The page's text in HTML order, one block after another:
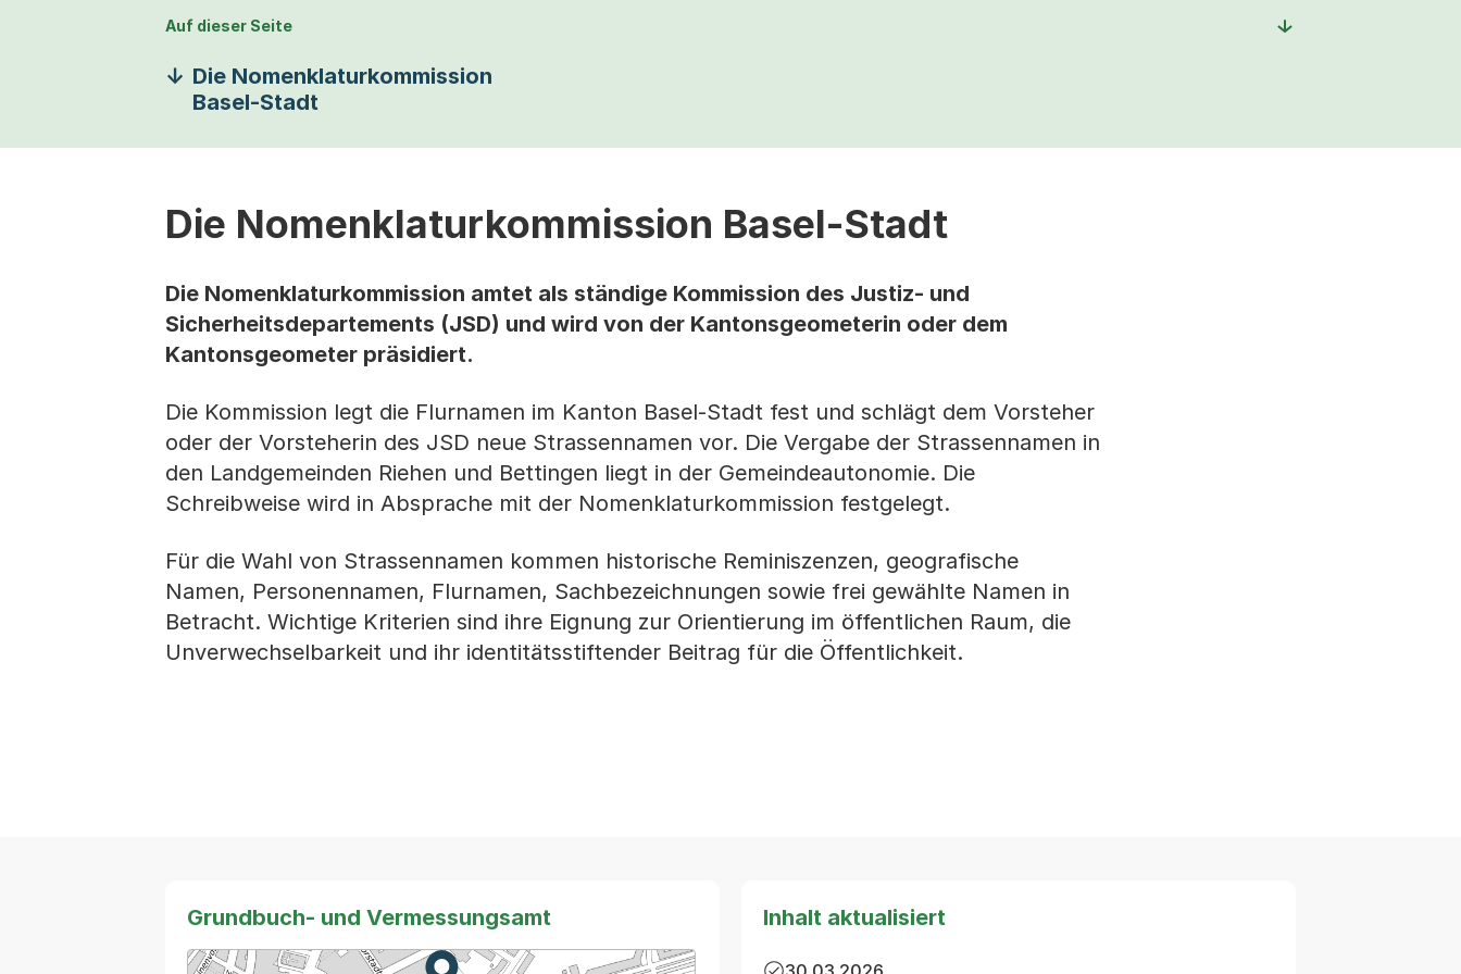
Auf dieser Seite
Die Nomenklaturkommission
Basel-Stadt
Die Nomenklaturkommission Basel-Stadt
Die Nomenklaturkommission amtet als ständige Kommission des Justiz- und
Sicherheitsdepartements (JSD) und wird von der Kantonsgeometerin oder dem
Kantonsgeometer präsidiert.
Die Kommission legt die Flurnamen im Kanton Basel-Stadt fest und schlägt dem Vorsteher
oder der Vorsteherin des JSD neue Strassennamen vor. Die Vergabe der Strassennamen in
den Landgemeinden Riehen und Bettingen liegt in der Gemeindeautonomie. Die
Schreibweise wird in Absprache mit der Nomenklaturkommission festgelegt.
Für die Wahl von Strassennamen kommen historische Reminiszenzen, geografische
Namen, Personennamen, Flurnamen, Sachbezeichnungen sowie frei gewählte Namen in
Betracht. Wichtige Kriterien sind ihre Eignung zur Orientierung im öffentlichen Raum, die
Unverwechselbarkeit und ihr identitätsstiftender Beitrag für die Öffentlichkeit.
Grundbuch- und Vermessungsamt Inhalt aktualisiert